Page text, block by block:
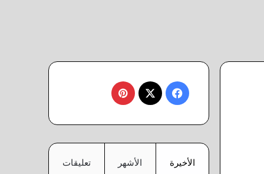
فيسبوك
‫X بينتيريست
الأخيرة الأشهر تعليقات